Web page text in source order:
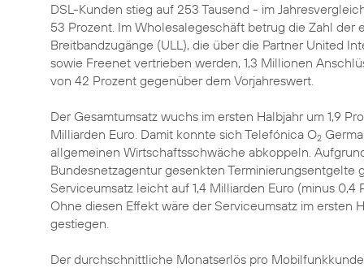
DSL-Kunden stieg auf 253 Tausend - im
53 Prozent. Im Wholesalegeschäft betrug die Zahl der
Breitbandzugänge (ULL), die über die Partner United
sowie Freenet vertrieben werden, 1,3 Millionen
von 42 Prozent gegenüber dem Vorjahreswert.
Der Gesamtumsatz wuchs im ersten Halbjahr um 1,9
Milliarden Euro. Damit konnte sich Telefónica O2
allgemeinen Wirtschaftsschwäche abkoppeln.
Bundesnetzagentur gesenkten Terminierungsentgelte
Serviceumsatz leicht auf 1,4 Milliarden Euro (minus 0,4
Ohne diesen Effekt wäre der Serviceumsatz im ersten
gestiegen.
Der durchschnittliche Monatserlös pro